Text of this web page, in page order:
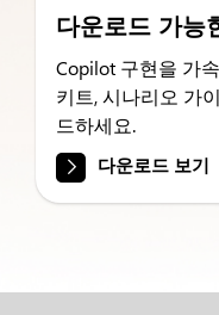
다운로드 가능
Copilot 구현을 가
키트, 시나리오 가
드하세요.
다운로드 보기